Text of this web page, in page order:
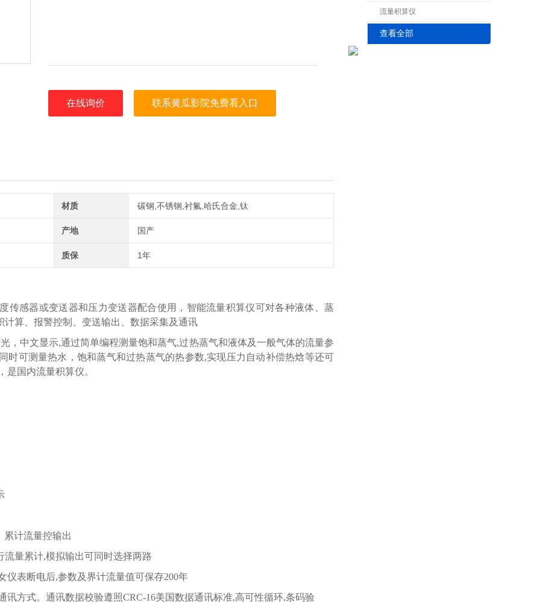
流量积算仪
查看全部
在线询价 联系黄瓜影院免费看入口
材质 碳钢,不锈钢,衬氟,哈氏合金,钛
产地 国产
质保 1年
传感器或变送器和压力变送器配合使用，智能流量积算仪可对各种液体、蒸
算、报警控制、变送输出、数据采集及通讯
，中文显示,通过简单编程测量饱和蒸气,过热蒸气和液体及一般气体的流量参
时可测量热水，饱和蒸气和过热蒸气的热参数,实现压力自动补偿热焓等还可
国内流量积算仪。
计流量控输出
量累计,模拟输出可同时选择两路
表断电后,参数及界计流量值可保存200年
方式。通讯数据校验遵照CRC-16美国数据通讯标准,高可性循环,条码验